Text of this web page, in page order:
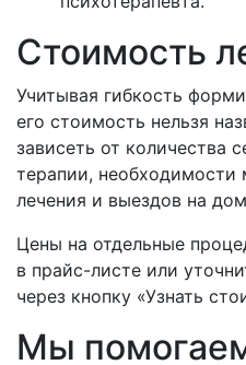
Стоимость
Учитывая гибкость
его стоимость нельзя
зависеть от количества
терапии, необходимости
лечения и выездов на
Цены на отдельные
в прайс-листе или
через кнопку «Узнать
Мы